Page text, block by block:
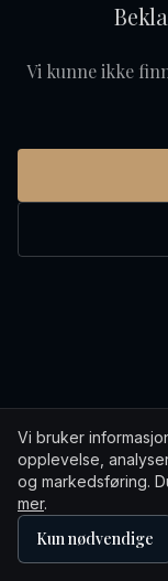
Vi kunne ikke
Vi bruker
opplevelse,
og markedsføring.
mer.
Kun nødvendige